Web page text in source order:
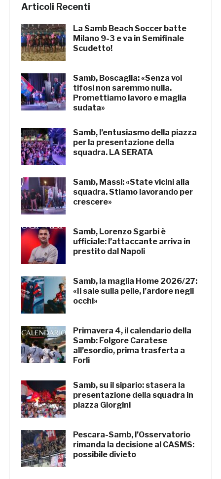
Articoli Recenti
La Samb Beach Soccer batte
Milano 9-3 e va in Semifinale
Scudetto!
Samb, Boscaglia: «Senza voi
tifosi non saremmo nulla.
Promettiamo lavoro e maglia
sudata»
Samb, l’entusiasmo della piazza
per la presentazione della
squadra. LA SERATA
Samb, Massi: «State vicini alla
squadra. Stiamo lavorando per
crescere»
Samb, Lorenzo Sgarbi è
ufficiale: l’attaccante arriva in
prestito dal Napoli
Samb, la maglia Home 2026/27:
«Il sale sulla pelle, l’ardore negli
occhi»
Primavera 4, il calendario della
Samb: Folgore Caratese
all’esordio, prima trasferta a
Forlì
Samb, su il sipario: stasera la
presentazione della squadra in
piazza Giorgini
Pescara-Samb, l’Osservatorio
rimanda la decisione al CASMS:
possibile divieto